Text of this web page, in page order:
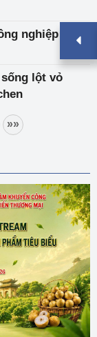
nghiệp chế
lột vỏ
»»